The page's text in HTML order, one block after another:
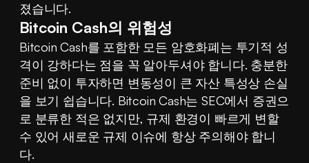
졌습니다.
Bitcoin Cash의 위험성
Bitcoin Cash를 포함한 모든 암호화폐는 투기적 성
격이 강하다는 점을 꼭 알아두셔야 합니다. 충분한
준비 없이 투자하면 변동성이 큰 자산 특성상 손실
을 보기 쉽습니다. Bitcoin Cash는 SEC에서 증권으
로 분류한 적은 없지만, 규제 환경이 빠르게 변할
수 있어 새로운 규제 이슈에 항상 주의해야 합니
다.